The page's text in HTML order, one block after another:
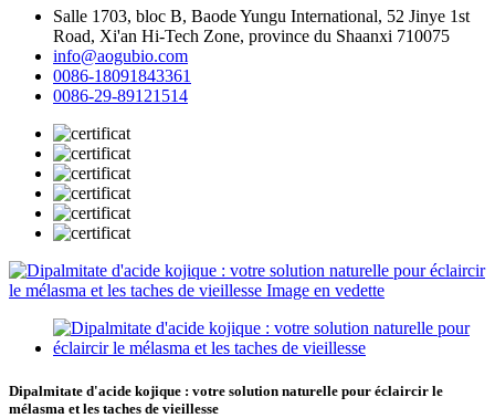
Salle 1703, bloc B, Baode Yungu International, 52 Jinye 1st
Road, Xi'an Hi-Tech Zone, province du Shaanxi 710075
info@aogubio.com
0086-18091843361
0086-29-89121514
Dipalmitate d'acide kojique : votre solution naturelle pour éclaircir le
mélasma et les taches de vieillesse